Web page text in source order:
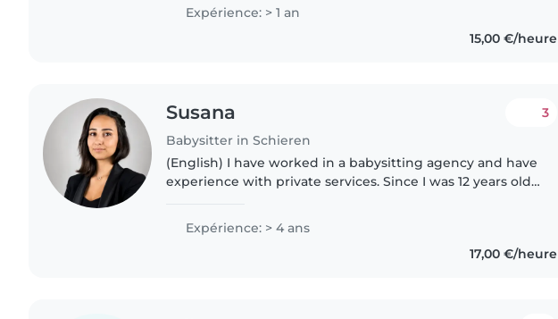
Expérience: > 1 an
15,00 €/heure
Susana
Babysitter in Schieren
3
(English) I have worked in a babysitting agency and have
experience with private services. Since I was 12 years old,
Expérience: > 4 ans
17,00 €/heure